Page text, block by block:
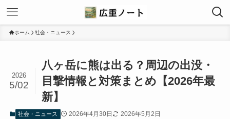
ホーム 社会・ニュース
八ヶ岳に熊は出る？周辺の出没・
目撃情報と対策まとめ【2026年最
新】
2026
5/02
社会・ニュース 2026年4月30日 2026年5月2日